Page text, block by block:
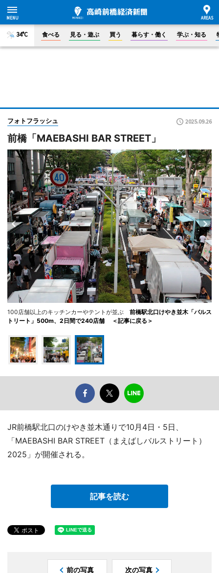
34°C 食べる 見る・遊ぶ 買う 暮らす・働く 学ぶ・知る
フォトフラッシュ 2025.09.26
前橋「MAEBASHI BAR STREET」
100店舗以上のキッチンカーやテントが並ぶ 前橋駅北口けやき並木「バルス
トリート」500m、2日間で240店舗 ＜記事に戻る＞
JR前橋駅北口のけやき並木通りで10月4日・5日、
「MAEBASHI BAR STREET（まえばしバルストリート）
2025」が開催される。
記事を読む
前の写真 次の写真